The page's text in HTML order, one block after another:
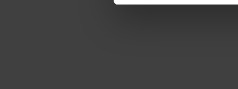
intrekken op onscookiebeleid.